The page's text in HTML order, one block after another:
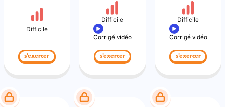
Difficile
s'exercer
Difficile
Corrigé vidéo
s'exercer
Difficile
Corrigé vidéo
s'exercer